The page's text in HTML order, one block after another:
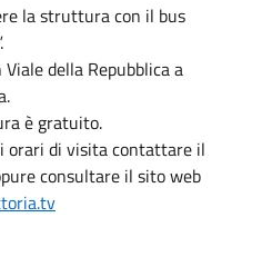
la struttura con il bus
della Repubblica a
è gratuito.
orari di visita contattare il
consultare il sito web